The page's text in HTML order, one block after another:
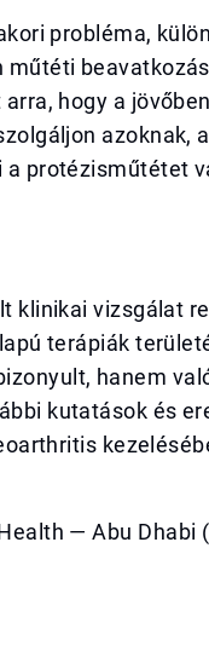
probléma,
műtéti
hogy a
azoknak,
protézisműtétet
klinikai vizsgálat
terápiák
hanem
kutatások és
— Abu Dhabi